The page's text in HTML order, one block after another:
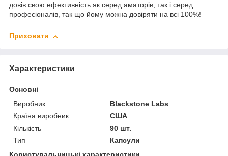
довів свою ефективність як серед аматорів, так і серед
професіоналів, так що йому можна довіряти на всі 100%!
Приховати
Характеристики
Основні
Виробник
Blackstone Labs
Країна виробник
США
Кількість
90 шт.
Тип
Капсули